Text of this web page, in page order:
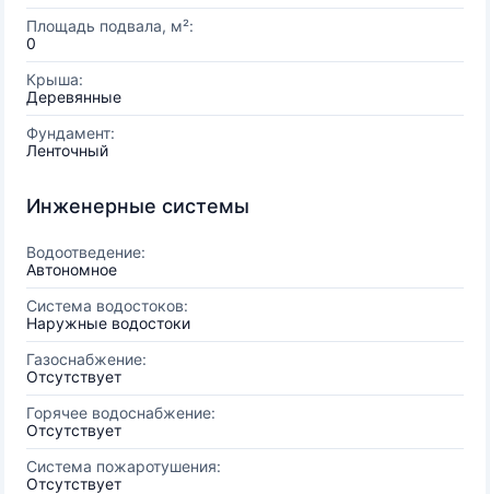
Площадь подвала, м²:
0
Крыша:
Деревянные
Фундамент:
Ленточный
Инженерные системы
Водоотведение:
Автономное
Система водостоков:
Наружные водостоки
Газоснабжение:
Отсутствует
Горячее водоснабжение:
Отсутствует
Система пожаротушения:
Отсутствует